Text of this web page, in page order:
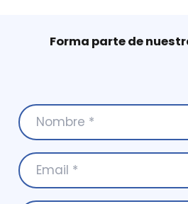
Forma parte de